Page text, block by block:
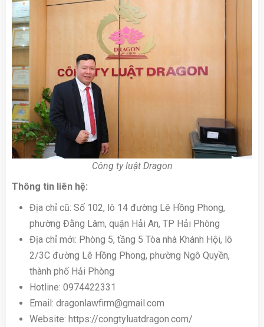
Công ty luật Dragon
Thông tin liên hệ:
Địa chỉ cũ: Số 102, lô 14 đường Lê Hồng Phong,
phường Đằng Lâm, quận Hải An, TP Hải Phòng
Địa chỉ mới: Phòng 5, tầng 5 Tòa nhà Khánh Hội, lô
2/3C đường Lê Hồng Phong, phường Ngô Quyền,
thành phố Hải Phòng
Hotline: 0974422331
Email: dragonlawfirm@gmail.com
Website: https://congtyluatdragon.com/